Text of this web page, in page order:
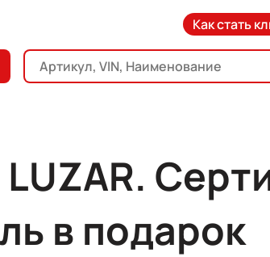
Как стать
в подарок